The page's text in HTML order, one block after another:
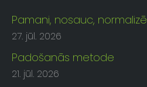
Pamani, nosauc, normalizē
27. jūl. 2026
Padošanās metode
21. jūl. 2026